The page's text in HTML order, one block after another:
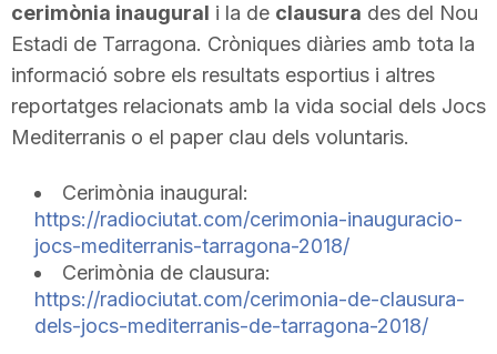
cerimònia inaugural i la de clausura des del Nou
Estadi de Tarragona. Cròniques diàries amb tota la
informació sobre els resultats esportius i altres
reportatges relacionats amb la vida social dels Jocs
Mediterranis o el paper clau dels voluntaris.
Cerimònia inaugural:
https://radiociutat.com/cerimonia-inauguracio-
jocs-mediterranis-tarragona-2018/
Cerimònia de clausura:
https://radiociutat.com/cerimonia-de-clausura-
dels-jocs-mediterranis-de-tarragona-2018/